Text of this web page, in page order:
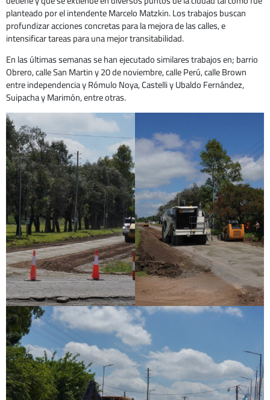
planteado por el intendente Marcelo Matzkin. Los trabajos buscan
profundizar acciones concretas para la mejora de las calles, e
intensificar tareas para una mejor transitabilidad.
En las últimas semanas se han ejecutado similares trabajos en; barrio
Obrero, calle San Martin y 20 de noviembre, calle Perú, calle Brown
entre independencia y Rómulo Noya, Castelli y Ubaldo Fernández,
Suipacha y Marimón, entre otras.